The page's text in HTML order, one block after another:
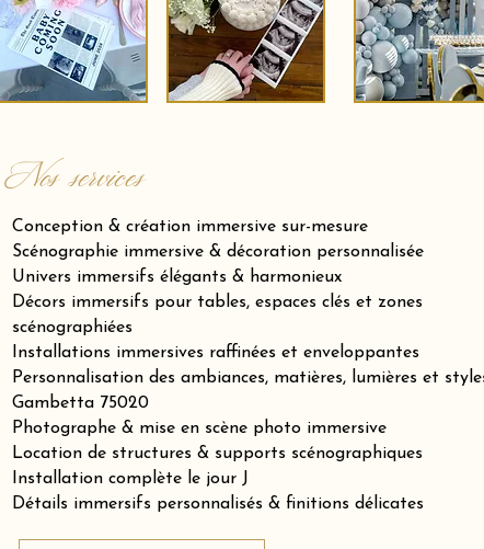
Nos services
Conception & création immersive sur-mesure
Scénographie immersive & décoration personnalisée
Univers immersifs élégants & harmonieux
Décors immersifs pour tables, espaces clés et zones
scénographiées
Installations immersives raffinées et enveloppantes
Personnalisation des ambiances, matières, lumières et
Gambetta 75020
Photographe & mise en scène photo immersive
Location de structures & supports scénographiques
Installation complète le jour J
Détails immersifs personnalisés & finitions délicates